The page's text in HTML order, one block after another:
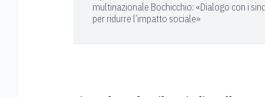
multinazionale Bochicchio: «Dialogo con i
per ridurre l’impatto sociale»